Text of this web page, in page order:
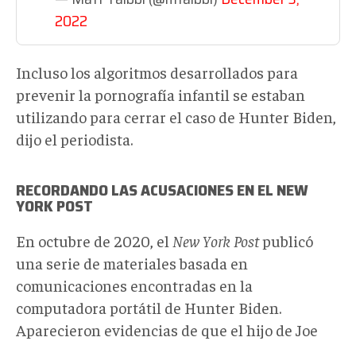
2022
Incluso los algoritmos desarrollados para
prevenir la pornografía infantil se estaban
utilizando para cerrar el caso de Hunter Biden,
dijo el periodista.
RECORDANDO LAS ACUSACIONES EN EL NEW
YORK POST
En octubre de 2020, el NewYork Postpublicó
una serie de materiales basada en
comunicaciones encontradas en la
computadora portátil de Hunter Biden.
Aparecieron evidencias de que el hijo de Joe